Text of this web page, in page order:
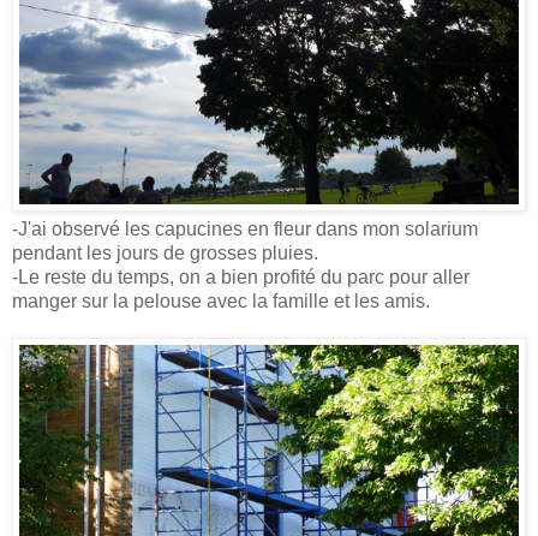
-J'ai observé les capucines en fleur dans mon solarium
pendant les jours de grosses pluies.
-Le reste du temps, on a bien profité du parc pour aller
manger sur la pelouse avec la famille et les amis.